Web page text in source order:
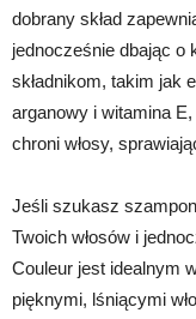
dobrany skład
jednocześnie dbając o
składnikom, takim jak
arganowy i witamina
chroni włosy,
Jeśli szukasz
Twoich włosów i
Couleur jest idealnym
pięknymi, lśniącymi